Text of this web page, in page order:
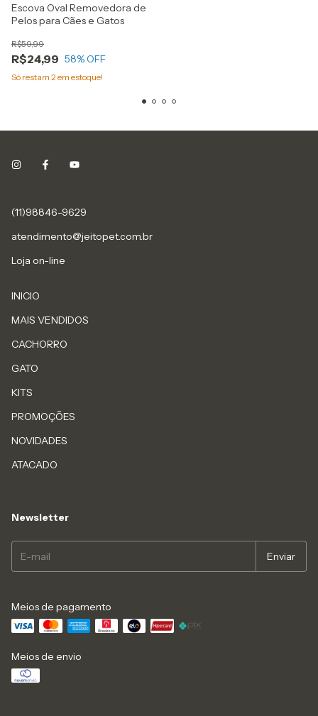
Escova Oval Removedora de
Pelos para Cães e Gatos
R$24,99
R$59,99
58% OFF
Só restam 2 em estoque!
(11)98846-9629
atendimento@jeitopet.com.br
Loja on-line
INICIO
MAIS VENDIDOS
CACHORRO
GATO
KITS
PROMOÇÕES
NOVIDADES
ATACADO
Newsletter
Meios de pagamento
Meios de envio